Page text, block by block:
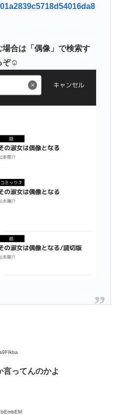
場合は「偶像」で検索す
ぞ☺
言ってんのかよ